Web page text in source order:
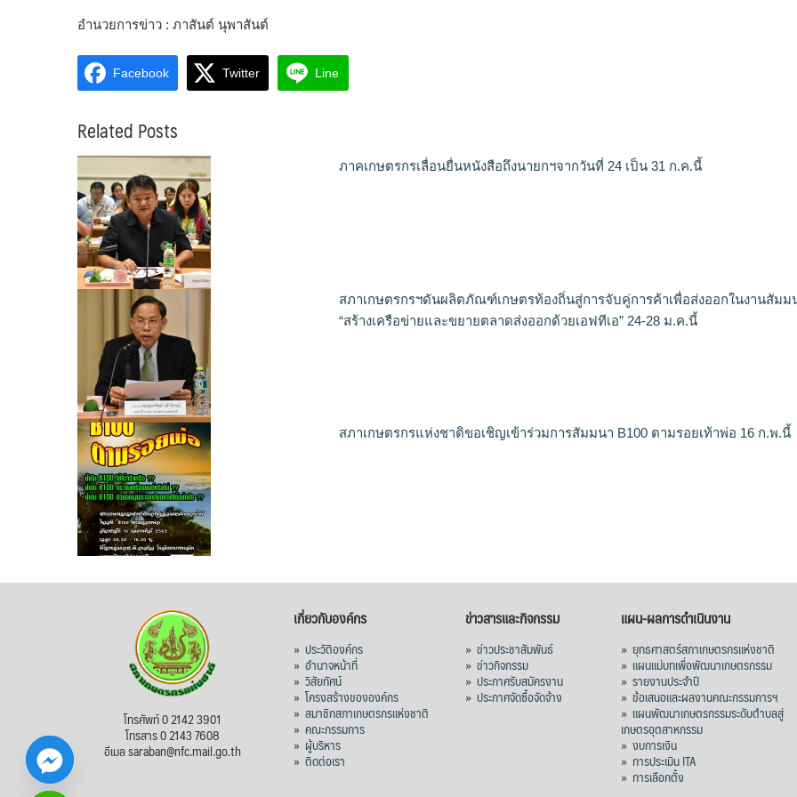
อำนวยการข่าว : ภาสันต์ นุพาสันต์
Facebook Twitter Line
Related Posts
ภาคเกษตรกรเลื่อนยื่นหนังสือถึงนายกฯจากวันที่ 24 เป็น 31 ก.ค.นี้
สภาเกษตรกรฯดันผลิตภัณฑ์เกษตรท้องถิ่นสู่การจับคู่การค้าเพื่อส่งออกในงานสัมม
“สร้างเครือข่ายและขยายตลาดส่งออกด้วยเอฟทีเอ” 24-28 ม.ค.นี้
สภาเกษตรกรแห่งชาติขอเชิญเข้าร่วมการสัมมนา B100 ตามรอยเท้าพ่อ 16 ก.พ.นี้
โทรศัพท์ 0 2142 3901
โทรสาร 0 2143 7608
อีเมล saraban@nfc.mail.go.th
เกี่ยวกับองค์กร
»ประวัติองค์กร
»อำนาจหน้าที่
»วิสัยทัศน์
»โครงสร้างขององค์กร
»สมาชิกสภาเกษตรกรแห่งชาติ
»คณะกรรมการ
» ผู้บริหาร
»ติดต่อเรา
ข่าวสารและกิจกรรม
»ข่าวประชาสัมพันธ์
»ข่าวกิจกรรม
»ประกาศรับสมัครงาน
»ประกาศจัดซื้อจัดจ้าง
แผน-ผลการดำเนินงาน
» ยุทธศาสตร์สภาเกษตรกรแห่งชาติ
» แผนแม่บทเพื่อพัฒนาเกษตรกรรม
» รายงานประจำปี
» ข้อเสนอและผลงานคณะกรรมการฯ
» แผนพัฒนาเกษตรกรรมระดับตำบลสู่
เกษตรอุตสาหกรรม
» งบการเงิน
» การประเมิน ITA
» การเลือกตั้ง